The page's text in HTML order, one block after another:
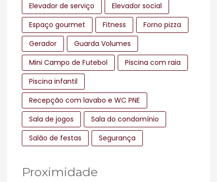
Elevador de serviço
Elevador social
Espaço gourmet
Fitness
Forno pizza
Gerador
Guarda Volumes
Mini Campo de Futebol
Piscina com raia
Piscina infantil
Recepção com lavabo e WC PNE
Sala de jogos
Sala do condomínio
Salão de festas
Segurança
Proximidade